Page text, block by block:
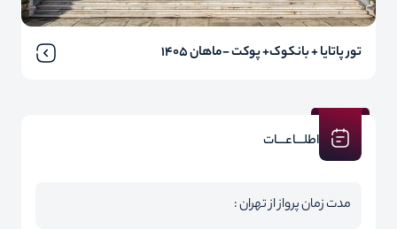
تور پاتایا + بانکوک+ پوکت -ماهان 1405
اطلـــاعـــات
مدت زمان پرواز از تهران :